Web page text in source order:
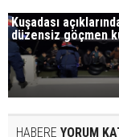
Kuşadası
düzensiz göçmen
HABERE YORUM